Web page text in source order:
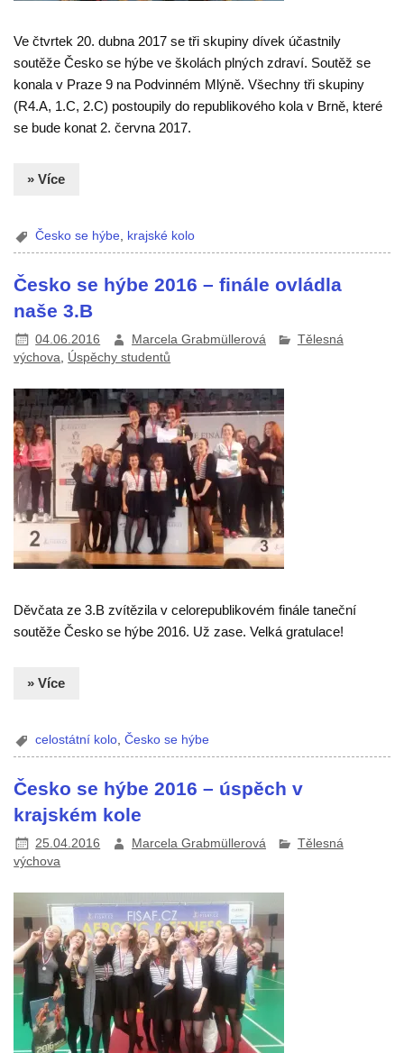
Ve čtvrtek 20. dubna 2017 se tři skupiny dívek účastnily
soutěže Česko se hýbe ve školách plných zdraví. Soutěž se
konala v Praze 9 na Podvinném Mlýně. Všechny tři skupiny
(R4.A, 1.C, 2.C) postoupily do republikového kola v Brně, které
se bude konat 2. června 2017.
» Více
Česko se hýbe krajské kolo
Česko se hýbe 2016 – finále ovládla
naše 3.B
04.06.2016 Marcela Grabmüllerová
Tělesná
výchova, Úspěchy studentů
Děvčata ze 3.B zvítězila v celorepublikovém finále taneční
soutěže Česko se hýbe 2016. Už zase. Velká gratulace!
» Více
celostátní kolo ,Česko se hýbe
Česko se hýbe 2016 – úspěch v
krajském kole
25.04.2016 Marcela Grabmüllerová
Tělesná
výchova